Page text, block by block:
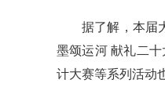
据了解，本届
墨颂运河 献礼二
计大赛等系列活动